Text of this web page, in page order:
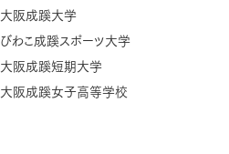
大阪成蹊大学
びわこ成蹊スポーツ大学
大阪成蹊短期大学
大阪成蹊女子高等学校